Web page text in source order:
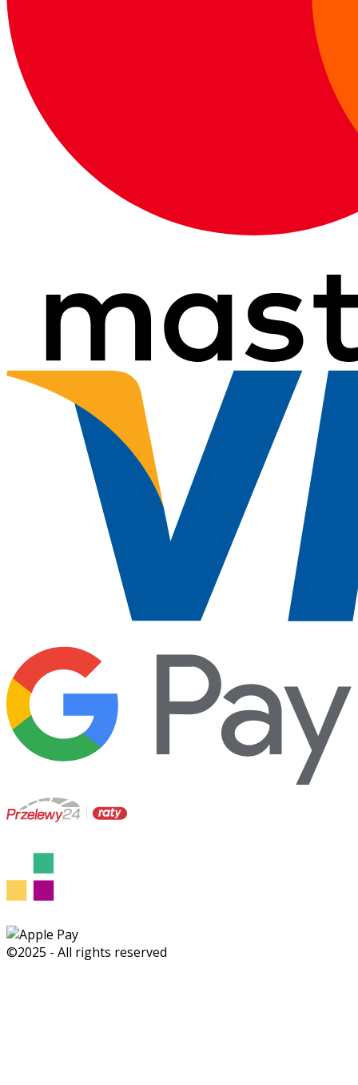
©2025 - All rights reserved